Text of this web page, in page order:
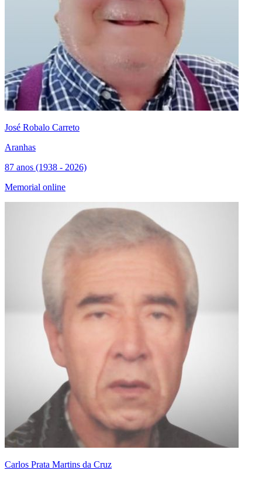
José Robalo Carreto
Aranhas
87 anos (1938 - 2026)
Memorial online
Carlos Prata Martins da Cruz